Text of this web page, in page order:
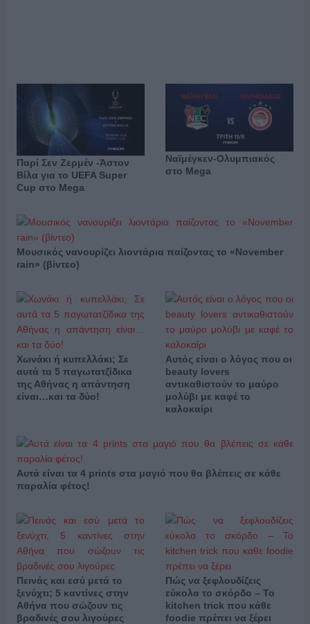
Παρί Σεν Ζερμέν -Άστον
Βίλα για το UEFA Super
Cup στο Mega
Ναϊμέγκεν-Ολυμπιακός
στο Mega
Μουσικός νανουρίζει λιοντάρια παίζοντας το «November
rain» (βίντεο)
Χωνάκι ή κυπελλάκι; Σε
αυτά τα 5 παγωτατζίδικα
της Αθήνας η απάντηση
είναι…και τα δύο!
Αυτός είναι ο λόγος που οι
beauty lovers
αντικαθιστούν το μαύρο
μολύβι με καφέ το
καλοκαίρι
Αυτά είναι τα 4 prints στα μαγιό που θα βλέπεις σε κάθε
παραλία φέτος!
Πεινάς και εσύ μετά το
ξενύχτι; 5 καντίνες στην
Αθήνα που σώζουν τις
βραδινές σου λιγούρες
Πώς να ξεφλουδίζεις
εύκολα το σκόρδο – Το
kitchen trick που κάθε
foodie πρέπει να ξέρει